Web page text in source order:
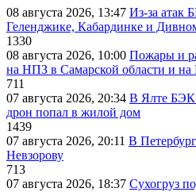
08 августа 2026, 13:47 Из-за атак
Геленджике, Кабардинке и
1330
08 августа 2026, 10:00 Пожары и
на НПЗ в Самарской области и на
711
07 августа 2026, 20:34 В Ялте БЭК
дрон попал в жилой дом
1439
07 августа 2026, 20:11 В
Невзорову
713
07 августа 2026, 18:37 Сухогруз